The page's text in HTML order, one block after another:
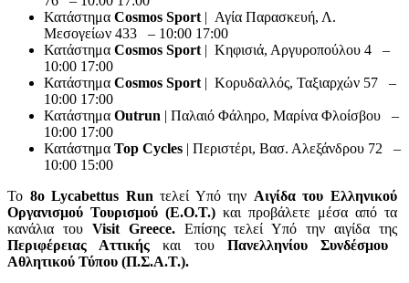
Κατάστημα Cosmos Sport | Αγία Παρασκευή, Λ.
Μεσογείων 433 – 10:00 17:00
Κατάστημα Cosmos Sport | Κηφισιά, Αργυροπούλου 4 –
10:00 17:00
Κατάστημα Cosmos Sport | Κορυδαλλός, Ταξιαρχών 57 –
10:00 17:00
Κατάστημα Outrun | Παλαιό Φάληρο, Mαρίνα Φλοίσβου –
10:00 17:00
Κατάστημα Top Cycles | Περιστέρι, Βασ. Αλεξάνδρου 72 –
10:00 15:00
Το 8ο Lycabettus Run τελεί Υπό την Αιγίδα του Ελληνικού
Οργανισμού Τουρισμού (Ε.Ο.Τ.) και προβάλετε μέσα από τα
κανάλια τουVisit Greece. Επίσης τελεί Υπό την αιγίδα της
Περιφέρειας Αττικήςκαι τουΠανελληνίου Συνδέσμου
Αθλητικού Τύπου (Π.Σ.Α.Τ.).